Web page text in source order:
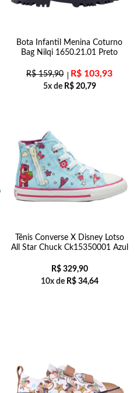
Bota Infantil Menina Coturno
Bag Nilqi 1650.21.01 Preto
R$159,90 R$ 103,93
5x de R$20,79
Tênis Converse X Disney Lotso
All Star Chuck Ck15350001 Azul
R$329,90
10x de R$34,64